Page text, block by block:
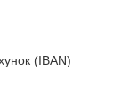
(IBAN)